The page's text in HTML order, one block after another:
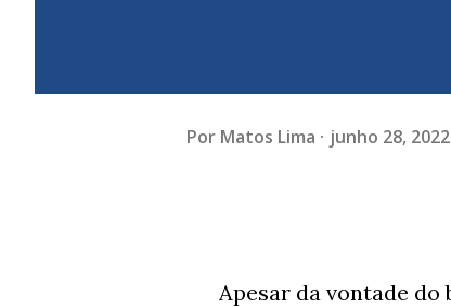
Por Matos Lima junho 28, 2022
Apesar da vontade do brasileiro em utilizar o FGTS para comprar a casa